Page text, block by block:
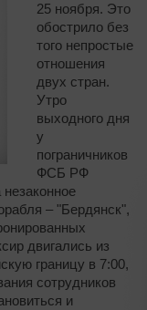
25 ноября. Это
обострило без
того непростые
отношения
двух стран.
Утро
выходного дня
у
пограничников
ФСБ РФ
– "Бердянск",
двигались из
границу в 7:00,
сотрудников
и